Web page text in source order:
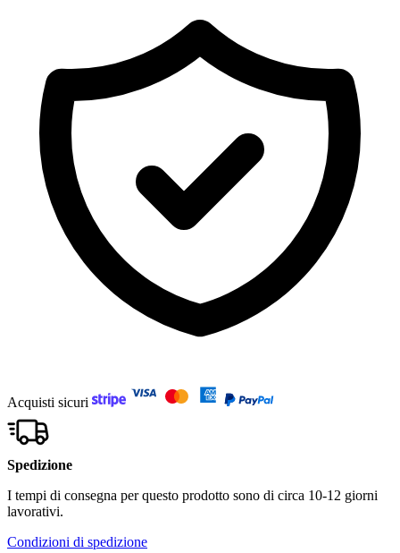
Acquisti sicuri
Spedizione
I tempi di consegna per questo prodotto sono di circa 10-12 giorni
lavorativi.
Condizioni di spedizione